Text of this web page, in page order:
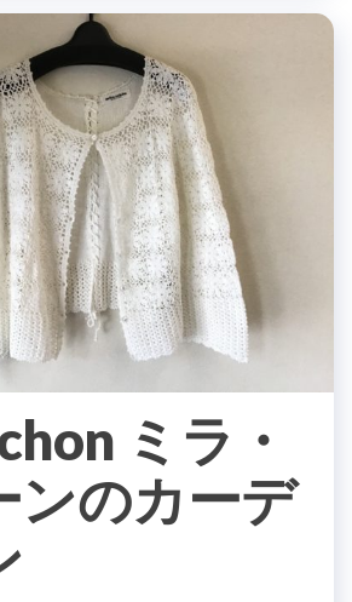
ミラ・
ンのカーデ